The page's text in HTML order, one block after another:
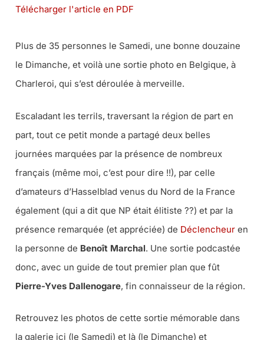
Télécharger l'article en PDF
Plus de 35 personnes le Samedi, une bonne douzaine
le Dimanche, et voilà une sortie photo en Belgique, à
Charleroi, qui s’est déroulée à merveille.
Escaladant les terrils, traversant la région de part en
part, tout ce petit monde a partagé deux belles
journées marquées par la présence de nombreux
français (même moi, c’est pour dire !!), par celle
d’amateurs d’Hasselblad venus du Nord de la France
également (qui a dit que NP était élitiste ??) et par la
présence remarquée (et appréciée) de Déclencheur en
la personne de Benoît Marchal. Une sortie podcastée
donc, avec un guide de tout premier plan que fût
Pierre-Yves Dallenogare, fin connaisseur de la région.
Retrouvez les photos de cette sortie mémorable dans
la galerie ici (le Samedi) et là (le Dimanche) et